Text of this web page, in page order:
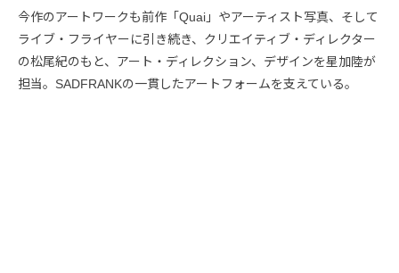
今作のアートワークも前作「Quai」やアーティスト写真、そして
ライブ・フライヤーに引き続き、クリエイティブ・ディレクター
の松尾紀のもと、アート・ディレクション、デザインを星加陸が
担当。SADFRANKの一貫したアートフォームを支えている。